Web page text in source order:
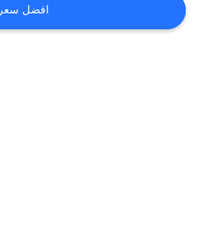
سياسة
افضل سعر